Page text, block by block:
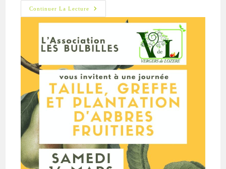
Continuer La Lecture
Cocurès
:
Chantier
Arboricole,
Le
14
2026